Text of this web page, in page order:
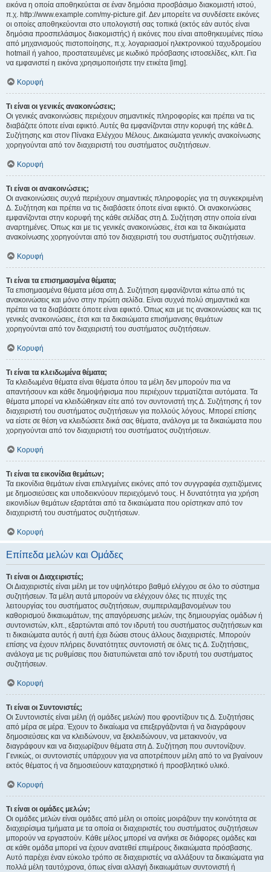
εικόνα η οποία αποθηκεύεται σε έναν δημόσια προσβάσιμο διακομιστή ιστού,
π.χ. http://www.example.com/my-picture.gif. Δεν μπορείτε να συνδέσετε εικόνες
οι οποίες αποθηκεύονται στο υπολογιστή σας τοπικά (εκτός εάν αυτός είναι
δημόσια προσπελάσιμος διακομιστής) ή εικόνες που είναι αποθηκευμένες πίσω
από μηχανισμούς πιστοποίησης, π.χ. λογαριασμοί ηλεκτρονικού ταχυδρομείου
hotmail ή yahoo, προστατευμένες με κωδικό πρόσβασης ιστοσελίδες, κλπ. Για
να εμφανιστεί η εικόνα χρησιμοποιήστε την ετικέτα [img].
Κορυφή
Τι είναι οι γενικές ανακοινώσεις;
Οι γενικές ανακοινώσεις περιέχουν σημαντικές πληροφορίες και πρέπει να τις
διαβάζετε όποτε είναι εφικτό. Αυτές θα εμφανίζονται στην κορυφή της κάθε Δ.
Συζήτησης και στον Πίνακα Ελέγχου Μέλους. Δικαιώματα γενικής ανακοίνωσης
χορηγούνται από τον διαχειριστή του συστήματος συζητήσεων.
Κορυφή
Τι είναι οι ανακοινώσεις;
Οι ανακοινώσεις συχνά περιέχουν σημαντικές πληροφορίες για τη συγκεκριμένη
Δ. Συζήτηση και πρέπει να τις διαβάσετε όποτε είναι εφικτό. Οι ανακοινώσεις
εμφανίζονται στην κορυφή της κάθε σελίδας στη Δ. Συζήτηση στην οποία είναι
αναρτημένες. Όπως και με τις γενικές ανακοινώσεις, έτσι και τα δικαιώματα
ανακοίνωσης χορηγούνται από τον διαχειριστή του συστήματος συζητήσεων.
Κορυφή
Τι είναι τα επισημασμένα θέματα;
Τα επισημασμένα θέματα μέσα στη Δ. Συζήτηση εμφανίζονται κάτω από τις
ανακοινώσεις και μόνο στην πρώτη σελίδα. Είναι συχνά πολύ σημαντικά και
πρέπει να τα διαβάσετε όποτε είναι εφικτό. Όπως και με τις ανακοινώσεις και τις
γενικές ανακοινώσεις, έτσι και τα δικαιώματα επισήμανσης θεμάτων
χορηγούνται από τον διαχειριστή του συστήματος συζητήσεων.
Κορυφή
Τι είναι τα κλειδωμένα θέματα;
Τα κλειδωμένα θέματα είναι θέματα όπου τα μέλη δεν μπορούν πια να
απαντήσουν και κάθε δημοψήφισμα που περιέχουν τερματίζεται αυτόματα. Τα
θέματα μπορεί να κλειδώθηκαν είτε από τον συντονιστή της Δ. Συζήτησης ή τον
διαχειριστή του συστήματος συζητήσεων για πολλούς λόγους. Μπορεί επίσης
να είστε σε θέση να κλειδώσετε δικά σας θέματα, ανάλογα με τα δικαιώματα που
χορηγούνται από τον διαχειριστή του συστήματος συζητήσεων.
Κορυφή
Τι είναι τα εικονίδια θεμάτων;
Τα εικονίδια θεμάτων είναι επιλεγμένες εικόνες από τον συγγραφέα σχετιζόμενες
με δημοσιεύσεις και υποδεικνύουν περιεχόμενό τους. Η δυνατότητα για χρήση
εικονιδίων θεμάτων εξαρτάται από τα δικαιώματα που ορίστηκαν από τον
διαχειριστή του συστήματος συζητήσεων.
Κορυφή
Επίπεδα μελών και Ομάδες
Τι είναι οι Διαχειριστές;
Οι Διαχειριστές είναι μέλη με τον υψηλότερο βαθμό ελέγχου σε όλο το σύστημα
συζητήσεων. Τα μέλη αυτά μπορούν να ελέγχουν όλες τις πτυχές της
λειτουργίας του συστήματος συζητήσεων, συμπεριλαμβανομένων του
καθορισμού δικαιωμάτων, της απαγόρευσης μελών, της δημιουργίας ομάδων ή
συντονιστών, κλπ., εξαρτώνται από τον ιδρυτή του συστήματος συζητήσεων και
τι δικαιώματα αυτός ή αυτή έχει δώσει στους άλλους διαχειριστές. Μπορούν
επίσης να έχουν πλήρεις δυνατότητες συντονιστή σε όλες τις Δ. Συζητήσεις,
ανάλογα με τις ρυθμίσεις που διατυπώνεται από τον ιδρυτή του συστήματος
συζητήσεων.
Κορυφή
Τι είναι οι Συντονιστές;
Οι Συντονιστές είναι μέλη (ή ομάδες μελών) που φροντίζουν τις Δ. Συζητήσεις
από μέρα σε μέρα. Έχουν το δικαίωμα να επεξεργάζονται ή να διαγράφουν
δημοσιεύσεις και να κλειδώνουν, να ξεκλειδώνουν, να μετακινούν, να
διαγράφουν και να διαχωρίζουν θέματα στη Δ. Συζήτηση που συντονίζουν.
Γενικώς, οι συντονιστές υπάρχουν για να αποτρέπουν μέλη από το να βγαίνουν
εκτός θέματος ή να δημοσιεύουν καταχρηστικό ή προσβλητικό υλικό.
Κορυφή
Τι είναι οι ομάδες μελών;
Οι ομάδες μελών είναι ομάδες από μέλη οι οποίες μοιράζουν την κοινότητα σε
διαχειρίσιμα τμήματα με τα οποία οι διαχειριστές του συστήματος συζητήσεων
μπορούν να εργαστούν. Κάθε μέλος μπορεί να ανήκει σε διάφορες ομάδες και
σε κάθε ομάδα μπορεί να έχουν ανατεθεί επιμέρους δικαιώματα πρόσβασης.
Αυτό παρέχει έναν εύκολο τρόπο σε διαχειριστές να αλλάξουν τα δικαιώματα για
πολλά μέλη ταυτόχρονα, όπως είναι αλλαγή δικαιωμάτων συντονιστή ή